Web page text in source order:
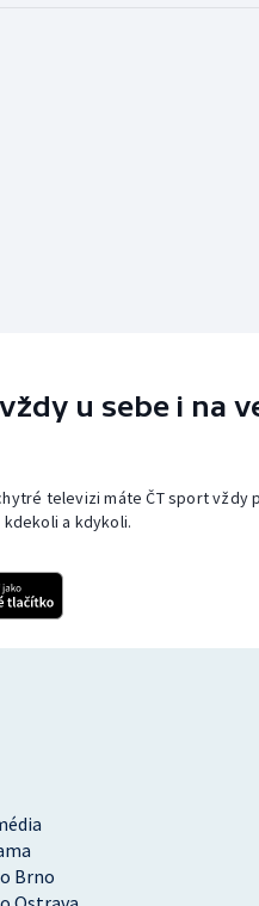
u sebe i na
televizi máte ČT sport vždy
a kdykoli.
Brno